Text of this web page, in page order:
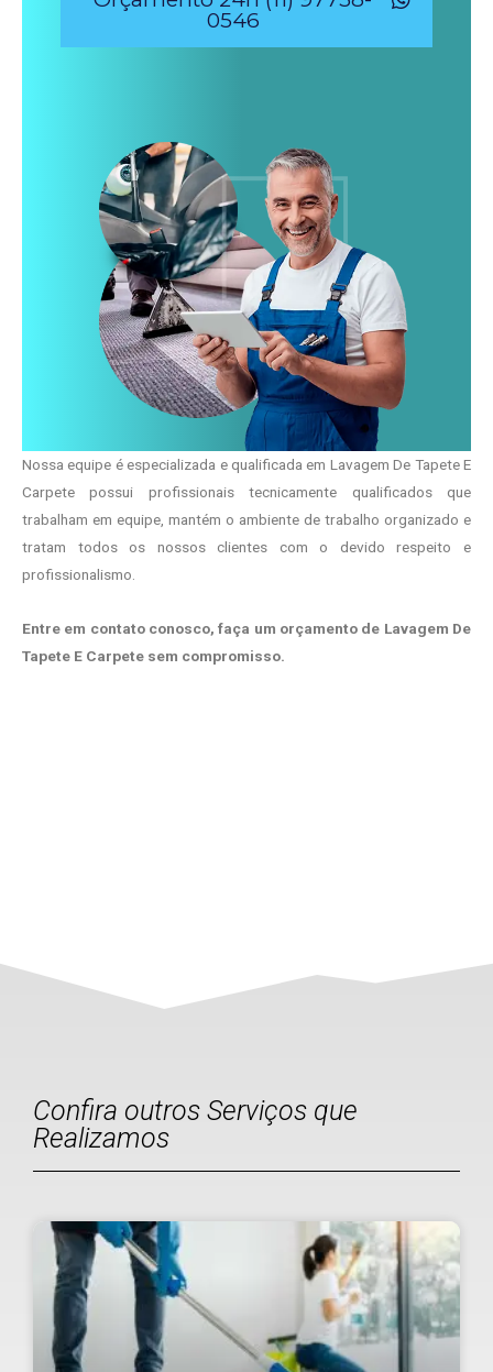
0546
Nossa equipe é especializada e qualificada em Lavagem De Tapete E
Carpete possui profissionais tecnicamente qualificados que
trabalham em equipe, mantém o ambiente de trabalho organizado e
tratam todos os nossos clientes com o devido respeito e
profissionalismo.
Entre em contato conosco, faça um orçamento de Lavagem De
Tapete E Carpete sem compromisso.
Confira outros Serviços que
Realizamos